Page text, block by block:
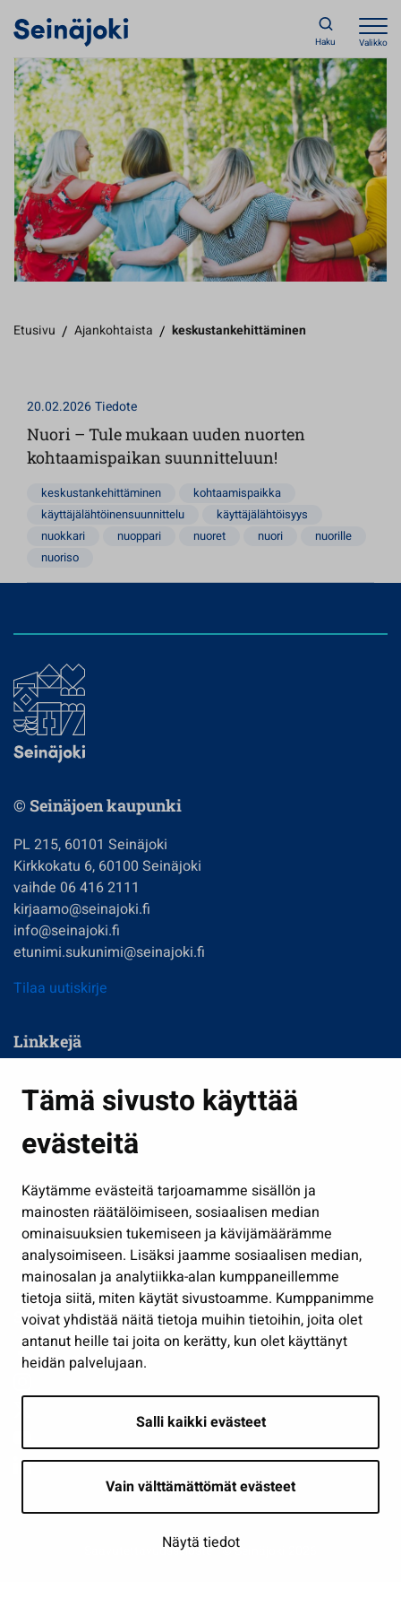
Tämä sivusto käyttää
evästeitä
Käytämme evästeitä tarjoamamme sisällön ja
mainosten räätälöimiseen, sosiaalisen median
ominaisuuksien tukemiseen ja kävijämäärämme
analysoimiseen. Lisäksi jaamme sosiaalisen median,
mainosalan ja analytiikka-alan kumppaneillemme
tietoja siitä, miten käytät sivustoamme. Kumppanimme
voivat yhdistää näitä tietoja muihin tietoihin, joita olet
antanut heille tai joita on kerätty, kun olet käyttänyt
heidän palvelujaan.
Salli kaikki evästeet
Vain välttämättömät evästeet
Näytä tiedot
Haku Valikko
Etusivu / Ajankohtaista / keskustankehittäminen
20.02.2026Tiedote
Nuori – Tule mukaan uuden nuorten
kohtaamispaikan suunnitteluun!
keskustankehittäminen
kohtaamispaikka
käyttäjälähtöinensuunnittelu
käyttäjälähtöisyys
nuokkari
nuoppari nuoret nuori
nuorille
nuoriso
© Seinäjoen kaupunki
PL 215, 60101 Seinäjoki
Kirkkokatu 6, 60100 Seinäjoki
vaihde 06 416 2111
kirjaamo@seinajoki.fi
info@seinajoki.fi
etunimi.sukunimi@seinajoki.fi
Tilaa uutiskirje
Linkkejä
Kasvatus ja opetus
Kulttuuri ja liikunta
Työ ja yrittäminen
Osallistu ja asioi
Näytä omat evästeasetukseni
Seuraa meitä
Saavutettavuusseloste | © Seinäjoki 2026